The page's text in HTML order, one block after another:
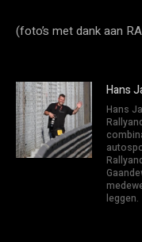
(foto’s met dank aan
Hans
Hans
leggen.